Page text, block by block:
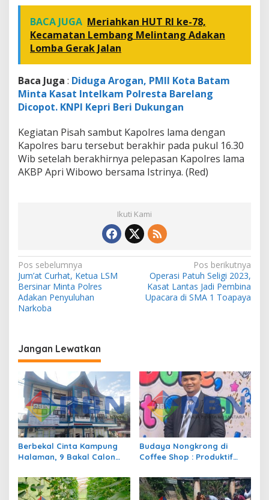
BACA JUGA Meriahkan HUT RI ke-78,
Kecamatan Lembang Melintang Adakan
Lomba Gerak Jalan
Baca Juga : Diduga Arogan, PMII Kota Batam
Minta Kasat Intelkam Polresta Barelang
Dicopot. KNPI Kepri Beri Dukungan
Kegiatan Pisah sambut Kapolres lama dengan
Kapolres baru tersebut berakhir pada pukul 16.30
Wib setelah berakhirnya pelepasan Kapolres lama
AKBP Apri Wibowo bersama Istrinya. (Red)
Ikuti Kami
N
a
v
i
a
s
i
p
o
s
Pos sebelumnya
Jum’at Curhat, Ketua LSM
Bersinar Minta Polres
Adakan Penyuluhan
Narkoba
Pos berikutnya
Operasi Patuh Seligi 2023,
Kasat Lantas Jadi Pembina
Upacara di SMA 1 Toapaya
Jangan Lewatkan
Berbekal Cinta Kampung
Halaman, 9 Bakal Calon
Sulit Air
Budaya Nongkrong di
Coffee Shop : Produktif